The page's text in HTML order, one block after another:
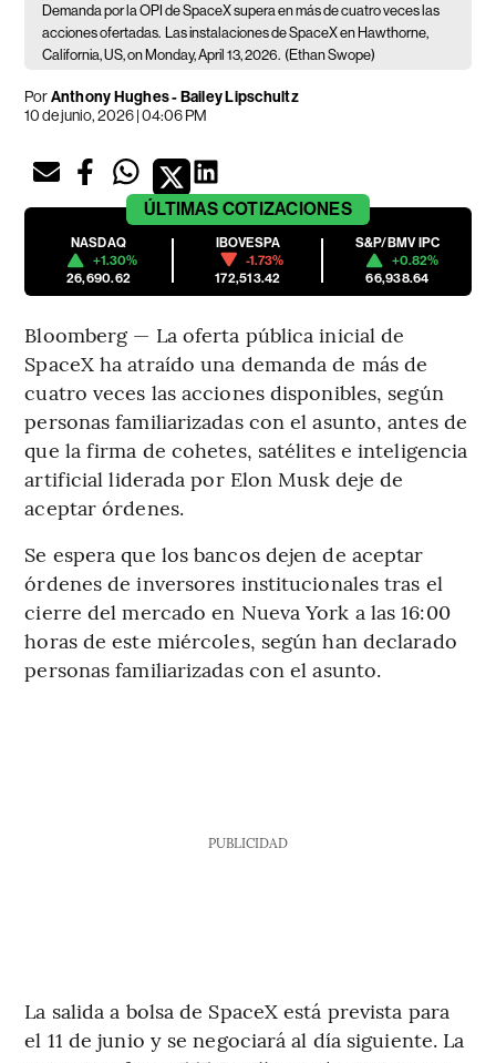
Demanda por la OPI de SpaceX supera en más de cuatro veces las
acciones ofertadas.
Las instalaciones de SpaceX en Hawthorne,
California, US, on Monday, April 13, 2026. (Ethan Swope)
PorAnthony Hughes - Bailey Lipschultz
10 de junio, 2026 | 04:06 PM
ÚLTIMAS COTIZACIONES
NASDAQ
+1.30%
26,690.62
IBOVESPA
-1.73%
172,513.42
S&P/BMV IPC
+0.82%
66,938.64
Bloomberg — La oferta pública inicial de
SpaceX ha atraído una demanda de más de
cuatro veces las acciones disponibles, según
personas familiarizadas con el asunto, antes de
que la firma de cohetes, satélites e inteligencia
artificial liderada por Elon Musk deje de
aceptar órdenes.
Se espera que los bancos dejen de aceptar
órdenes de inversores institucionales tras el
cierre del mercado en Nueva York a las 16:00
horas de este miércoles, según han declarado
personas familiarizadas con el asunto.
PUBLICIDAD
La salida a bolsa de SpaceX está prevista para
el 11 de junio y se negociará al día siguiente. La